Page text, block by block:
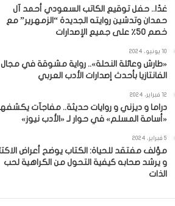
غدًا.. حفل توقيع الكاتب السعودي أحمد آل
حمدان وتدشين روايته الجديدة “الزمهرير” مع
خصم 50٪ على جميع الإصدارات
10 يونيو، 2024
«طارش وعائلة النحلة».. رواية مشوقة في مجال
الفانتازيا بأحدث إصدارات الأدب العربي
12 فبراير، 2024
دراما و ديزني و روايات حديثة.. مفاجآت
«أسامة المسلم» في حوار لـ «الأدب نيوز»
5 فبراير، 2024
مؤلف مفتقد للحياة: الكتاب يوضح أعراض
و يرشد صحابه كيفية التحول من الكراهية لحب
الذات